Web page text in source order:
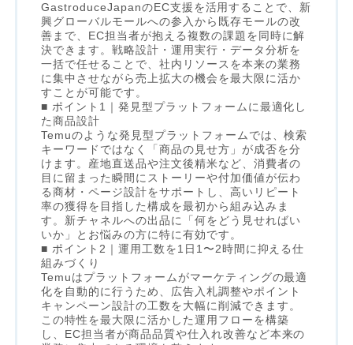
GastroduceJapanのEC支援を活用することで、新
興グローバルモールへの参入から既存モールの改
善まで、EC担当者が抱える複数の課題を同時に解
決できます。戦略設計・運用実行・データ分析を
一括で任せることで、社内リソースを本来の業務
に集中させながら売上拡大の機会を最大限に活か
すことが可能です。
■ ポイント1｜発見型プラットフォームに最適化し
た商品設計
Temuのような発見型プラットフォームでは、検索
キーワードではなく「商品の見せ方」が成否を分
けます。産地直送品や注文後精米など、消費者の
目に留まった瞬間にストーリーや付加価値が伝わ
る商材・ページ設計をサポートし、高いリピート
率の獲得を目指した構成を最初から組み込みま
す。新チャネルへの出品に「何をどう見せればい
いか」とお悩みの方に特に有効です。
■ ポイント2｜運用工数を1日1〜2時間に抑える仕
組みづくり
Temuはプラットフォームがマーケティングの最適
化を自動的に行うため、広告入札調整やポイント
キャンペーン設計の工数を大幅に削減できます。
この特性を最大限に活かした運用フローを構築
し、EC担当者が商品品質や仕入れ改善など本来の